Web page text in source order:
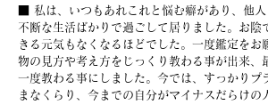
■ 私は、いつもあれこれと悩む癖があり、他
不断な生活ばかりで過ごして居りました。お陰
きる元気もなくなるほどでした。一度鑑定をお
物の見方や考え方をじっくり教わる事が出来、
一度教わる事にしました。今では、すっかりプ
まなくらり、今までの自分がマイナスだらけの